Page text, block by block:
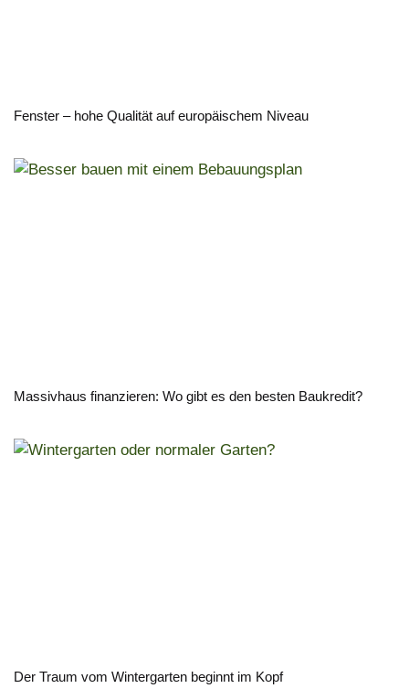
Fenster – hohe Qualität auf europäischem Niveau
Massivhaus finanzieren: Wo gibt es den besten Baukredit?
Der Traum vom Wintergarten beginnt im Kopf